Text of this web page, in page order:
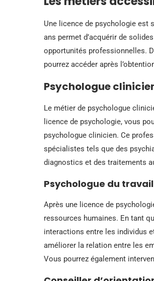
Une licence de psychologie est
ans permet d’acquérir de
opportunités professionnelles.
pourrez accéder après
Psychologue
Le métier de psychologue
licence de psychologie, vous
psychologue clinicien. Ce
spécialistes tels que des
diagnostics et des traitements
Psychologue du travail
Après une licence de
ressources humaines. En tant
interactions entre les individus
améliorer la relation entre les
Vous pourrez également